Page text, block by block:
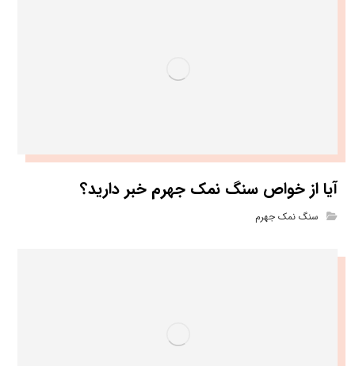
آیا از خواص سنگ نمک جهرم خبر دارید؟
سنگ نمک جهرم